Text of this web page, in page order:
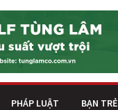
PHÁP LUẬT BẠN TRẺ